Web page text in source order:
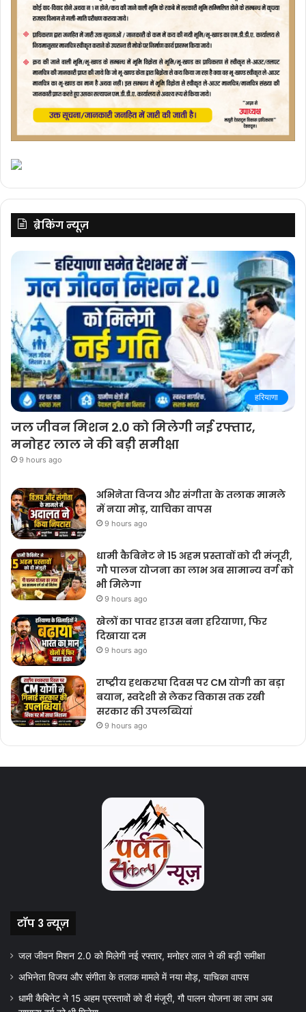
ब्रेकिंग न्यूज़
हरियाणा
जल जीवन मिशन 2.0 को मिलेगी नई रफ्तार,
मनोहर लाल ने की बड़ी समीक्षा
9 hours ago
अभिनेता विजय और संगीता के तलाक मामले
में नया मोड़, याचिका वापस
9 hours ago
धामी कैबिनेट ने 15 अहम प्रस्तावों को दी मंजूरी,
गौ पालन योजना का लाभ अब सामान्य वर्ग को
भी मिलेगा
9 hours ago
खेलों का पावर हाउस बना हरियाणा, फिर
दिखाया दम
9 hours ago
राष्ट्रीय हथकरघा दिवस पर CM योगी का बड़ा
बयान, स्वदेशी से लेकर विकास तक रखी
सरकार की उपलब्धियां
9 hours ago
टॉप 3 न्यूज़
जल जीवन मिशन 2.0 को मिलेगी नई रफ्तार, मनोहर लाल ने की बड़ी समीक्षा
अभिनेता विजय और संगीता के तलाक मामले में नया मोड़, याचिका वापस
धामी कैबिनेट ने 15 अहम प्रस्तावों को दी मंजूरी, गौ पालन योजना का लाभ अब